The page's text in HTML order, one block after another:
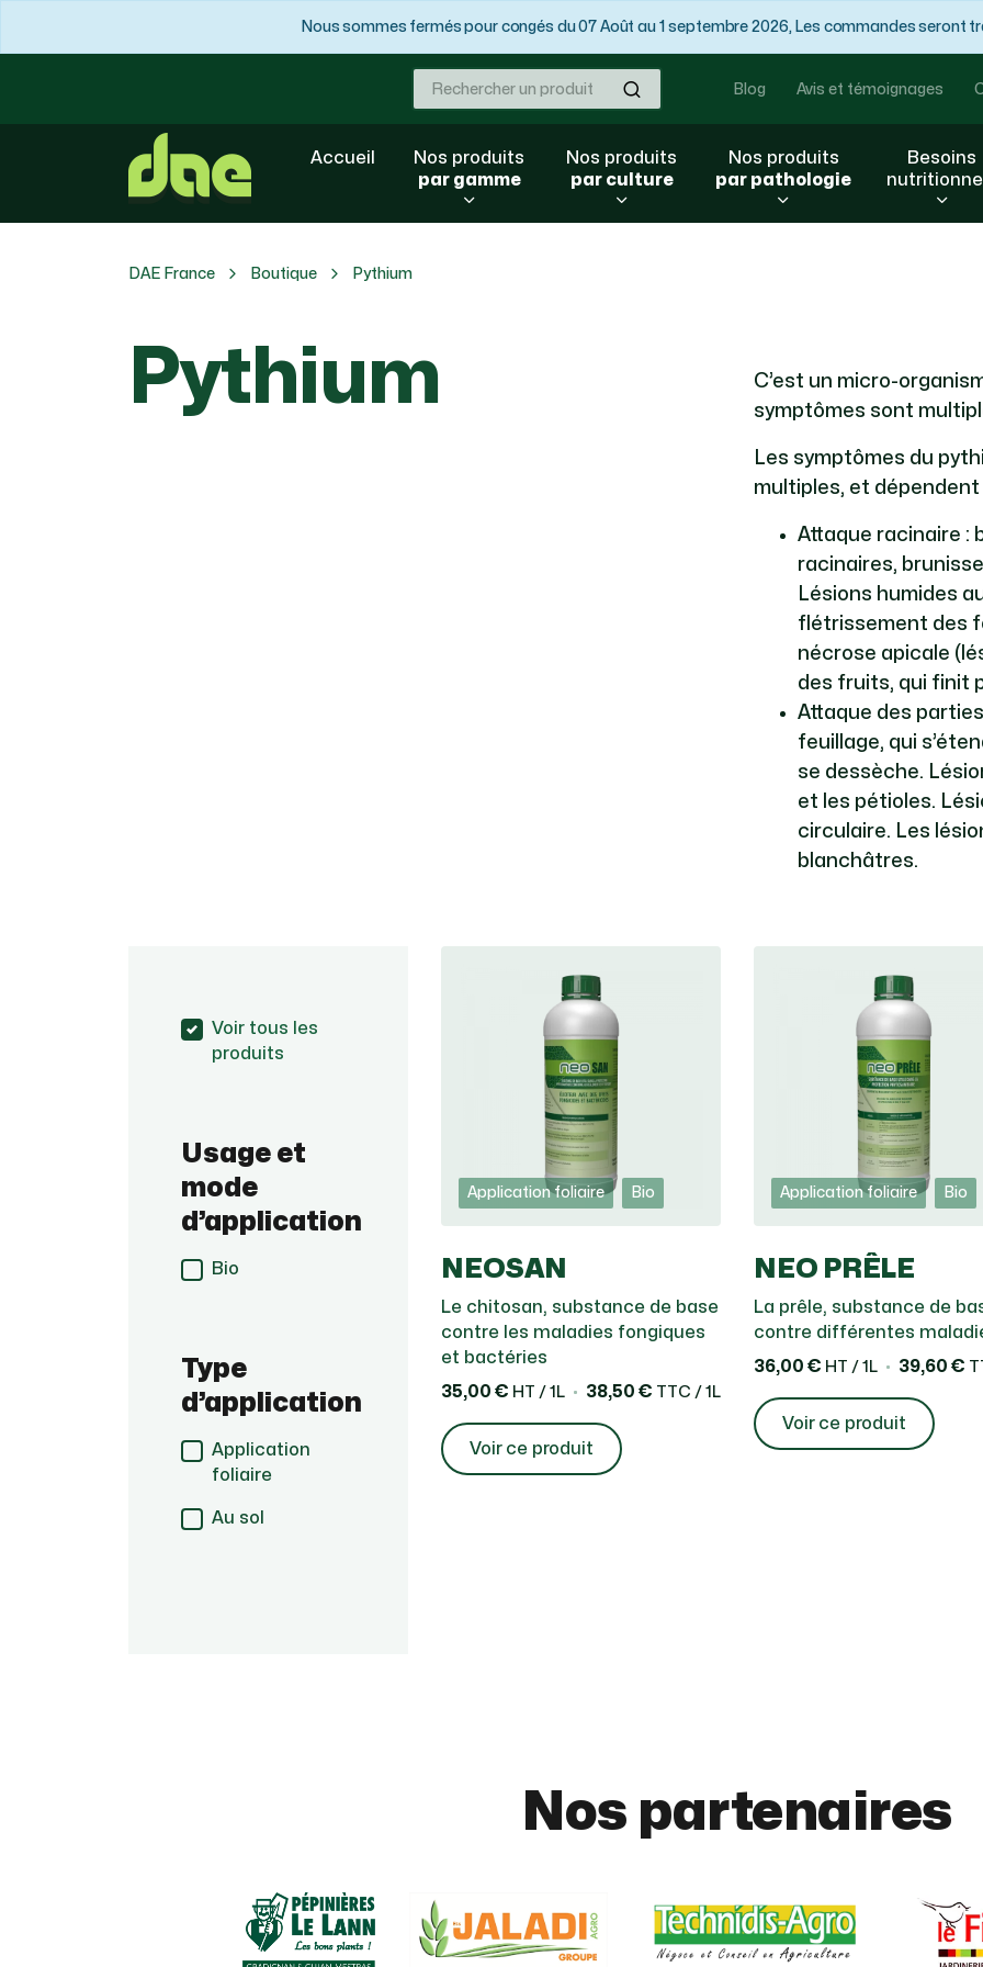
Nous sommes fermés pour congés du 07 Août au 1 septembre 2026, Les commandes seront
Blog Avis et témoignages
Accueil
Nos produits
par gamme
Nos produits
par culture
Nos produits
par pathologie
Besoins
DAE France Boutique Pythium
Pythium
C’est un micro-
symptômes sont
Les symptômes du
multiples, et dépendent
Attaque racinaire :
racinaires,
Lésions humides
flétrissement des
nécrose apicale
des fruits, qui finit
Attaque des
feuillage, qui
se dessèche.
et les pétioles.
circulaire. Les
blanchâtres.
Application foliaire Bio
NEOSAN
Le chitosan, substance de base
contre les maladies fongiques
et bactéries
35,00 € HT / 1L 38,50 € TTC / 1L
Voir ce produit
Application foliaire Bio
NEO PRÊLE
La prêle, substance de
contre différentes
36,00 € HT / 1L 39,60 €
Voir ce produit
Voir tous les
produits
Usage et
mode
d’application
Bio
Type
d’application
Application
foliaire
Au sol
Nos partenaires